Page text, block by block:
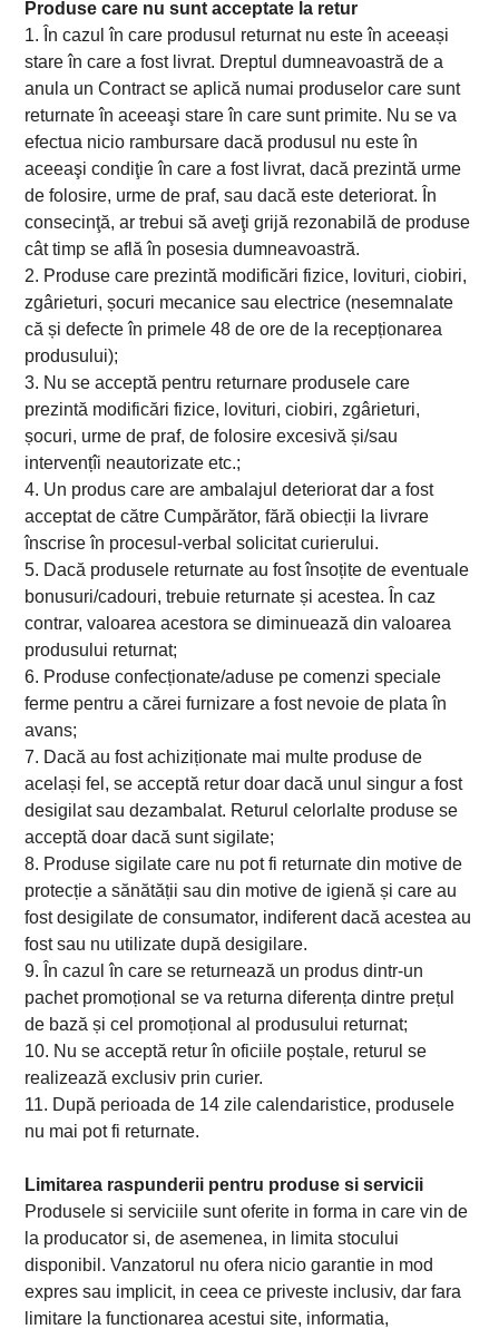
Produse care nu sunt acceptate la retur
1. În cazul în care produsul returnat nu este în aceeași
stare în care a fost livrat. Dreptul dumneavoastră de a
anula un Contract se aplică numai produselor care sunt
returnate în aceeaşi stare în care sunt primite. Nu se va
efectua nicio rambursare dacă produsul nu este în
aceeaşi condiţie în care a fost livrat, dacă prezintă urme
de folosire, urme de praf, sau dacă este deteriorat. În
consecinţă, ar trebui să aveţi grijă rezonabilă de produse
cât timp se află în posesia dumneavoastră.
2. Produse care prezintă modificări fizice, lovituri, ciobiri,
zgârieturi, șocuri mecanice sau electrice (nesemnalate
că și defecte în primele 48 de ore de la recepționarea
produsului);
3. Nu se acceptă pentru returnare produsele care
prezintă modificări fizice, lovituri, ciobiri, zgârieturi,
șocuri, urme de praf, de folosire excesivă și/sau
intervențîi neautorizate etc.;
4. Un produs care are ambalajul deteriorat dar a fost
acceptat de către Cumpărător, fără obiecții la livrare
înscrise în procesul-verbal solicitat curierului.
5. Dacă produsele returnate au fost însoțite de eventuale
bonusuri/cadouri, trebuie returnate și acestea. În caz
contrar, valoarea acestora se diminuează din valoarea
produsului returnat;
6. Produse confecționate/aduse pe comenzi speciale
ferme pentru a cărei furnizare a fost nevoie de plata în
avans;
7. Dacă au fost achiziționate mai multe produse de
același fel, se acceptă retur doar dacă unul singur a fost
desigilat sau dezambalat. Returul celorlalte produse se
acceptă doar dacă sunt sigilate;
8. Produse sigilate care nu pot fi returnate din motive de
protecție a sănătății sau din motive de igienă și care au
fost desigilate de consumator, indiferent dacă acestea au
fost sau nu utilizate după desigilare.
9. În cazul în care se returnează un produs dintr-un
pachet promoțional se va returna diferența dintre prețul
de bază și cel promoțional al produsului returnat;
10. Nu se acceptă retur în oficiile poștale, returul se
realizează exclusiv prin curier.
11. După perioada de 14 zile calendaristice, produsele
nu mai pot fi returnate.
Limitarea raspunderii pentru produse si servicii
Produsele si serviciile sunt oferite in forma in care vin de
la producator si, de asemenea, in limita stocului
disponibil. Vanzatorul nu ofera nicio garantie in mod
expres sau implicit, in ceea ce priveste inclusiv, dar fara
limitare la functionarea acestui site, informatia,